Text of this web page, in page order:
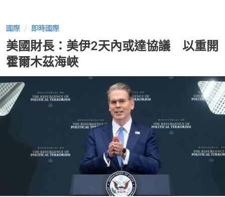
國際 即時國際
美國財長：美伊2天內或達協議 以重開
霍爾木茲海峽